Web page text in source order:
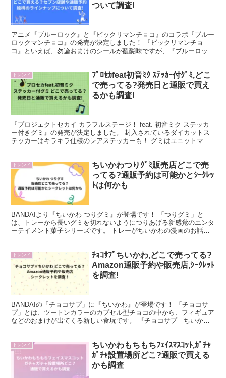
ついて調査!
アニメ『ブルーロック』と『ビックリマンチョコ』のコラボ『ブルー
ロックマンチョコ』の発売が決定しました！ 『ビックリマンチョ
コ』といえば、勿論おまけのシールが醍醐味ですが、『ブルーロック
トレンド
ﾌﾟﾛｾｶfeat初音ﾐｸ ｽﾃｯｶｰ付ｸﾞﾐ,どこ
で売ってる?発売日と通販で買え
るかも調査!
『プロジェクトセカイ カラフルステージ！ feat. 初音ミク ステッカ
ー付きグミ』の発売が決定しました。 封入されているダイカットス
テッカーはキラキラ仕様のレアステッカーも！ グミはユニットマー
トレンド
ちいかわつりｸﾞﾐ販売店どこで売
ってる?通販予約は可能かとｼｰｸﾚｯ
ﾄは何かも
BANDAIより『ちいかわ つりグミ』が登場です！ 「つりグミ」と
は、トレーから長いグミを切れないようにつりあげる新感覚のエンタ
ーテイメント菓子シリーズです。 トレーがちいかわの漫画のお話デ
トレンド
ﾁｮｺｻﾌﾟちいかわ,どこで売ってる?
Amazon通販予約や販売店,ｼｰｸﾚｯﾄ
を調査!
BANDAIの「チョコサプ」に『ちいかわ』が登場です！ 「チョコサ
プ」とは、ツートンカラーのカプセル型チョコの中から、フィギュア
などのおまけが出てくる新しい食玩です。 『チョコサプ ちいか
トレンド
ちいかわもちもちﾌｪｲｽﾏｽｺｯﾄ,ｶﾞﾁｬ
ｶﾞﾁｬ設置場所どこ?通販で買える
かも調査